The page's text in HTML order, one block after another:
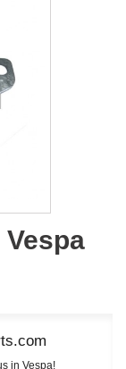
in Vespa!